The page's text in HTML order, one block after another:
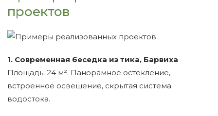
проектов
1. Современная беседка из тика, Барвиха
Площадь: 24 м². Панорамное остекление,
встроенное освещение, скрытая система
водостока.